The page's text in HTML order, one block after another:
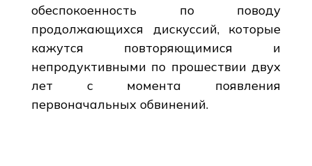
обеспокоенность по поводу
продолжающихся дискуссий, которые
кажутся повторяющимися и
непродуктивными по прошествии двух
лет с момента появления
первоначальных обвинений.